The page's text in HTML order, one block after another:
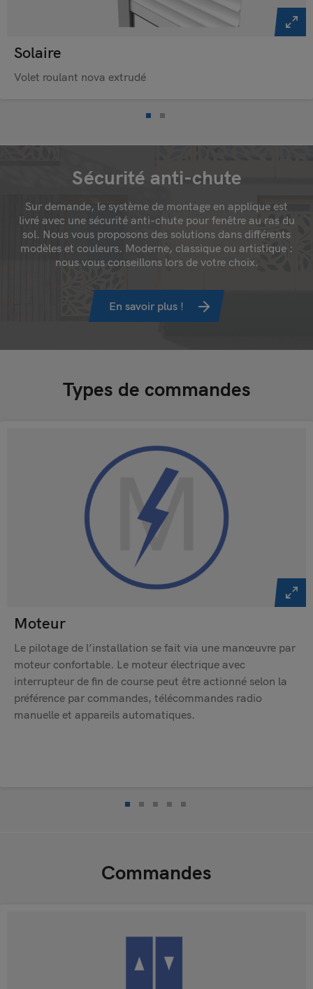
Solaire
Volet roulant nova extrudé
Sécurité anti-chute
Sur demande, le système de montage en applique est
livré avec une sécurité anti-chute pour fenêtre au ras du
sol. Nous vous proposons des solutions dans différents
modèles et couleurs. Moderne, classique ou artistique :
nous vous conseillons lors de votre choix.
En savoir plus !
Types de commandes
Moteur
Le pilotage de l’installation se fait via une manœuvre par
moteur confortable. Le moteur électrique avec
interrupteur de fin de course peut être actionné selon la
préférence par commandes, télécommandes radio
manuelle et appareils automatiques.
Commandes